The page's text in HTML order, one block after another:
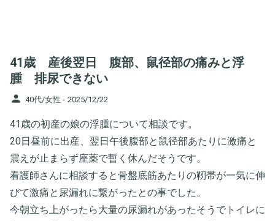
41歳 産後翌日 腹部、鼠径部の痛みと浮
腫 排尿できない
person 40代/女性 - 2025/12/22
41歳の初産の娘の浮腫について相談です。
20日昼前に出産、翌日午後腹部と鼠径部あたりに激痛と
震えが止まらず座薬で暫く休んだそうです。
看護師さんに相談すると骨盤底筋あたりの靭帯が一気に伸
びて激痛と尿漏れに繋がったとの事でした。
今朝立ち上がったら大量の尿漏れがあったそうでトイレに